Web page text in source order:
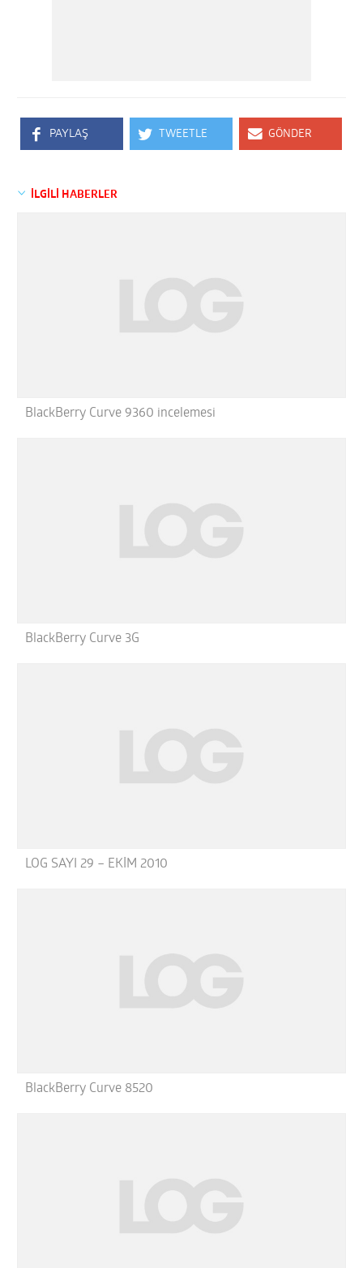
PAYLAŞ TWEETLE GÖNDER
İLGİLİ HABERLER
BlackBerry Curve 9360 incelemesi
BlackBerry Curve 3G
LOG SAYI 29 – EKİM 2010
BlackBerry Curve 8520